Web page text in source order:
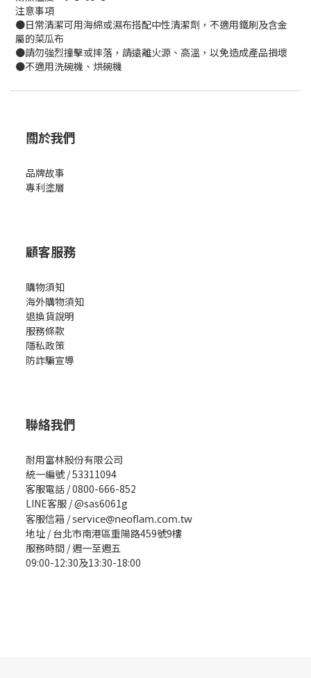
注意事項
●日常清潔可用海綿或濕布搭配中性清潔劑，不適用鐵刷及含金
屬的菜瓜布
●請勿強烈撞擊或摔落，請遠離火源、高溫，以免造成產品損壞
●不適用洗碗機、烘碗機
關於我們
品牌故事
專利塗層
顧客服務
購物須知
海外購物須知
退換貨說明
服務條款
隱私政策
防詐騙宣導
聯絡我們
耐用富林股份有限公司
統一編號 / 53311094
客服電話 / 0800-666-852
LINE客服 / @sas6061g
客服信箱 /service@neoflam.com.tw
地址 / 台北市南港區重陽路459號9樓
服務時間 / 週一至週五
09:00-12:30及13:30-18:00